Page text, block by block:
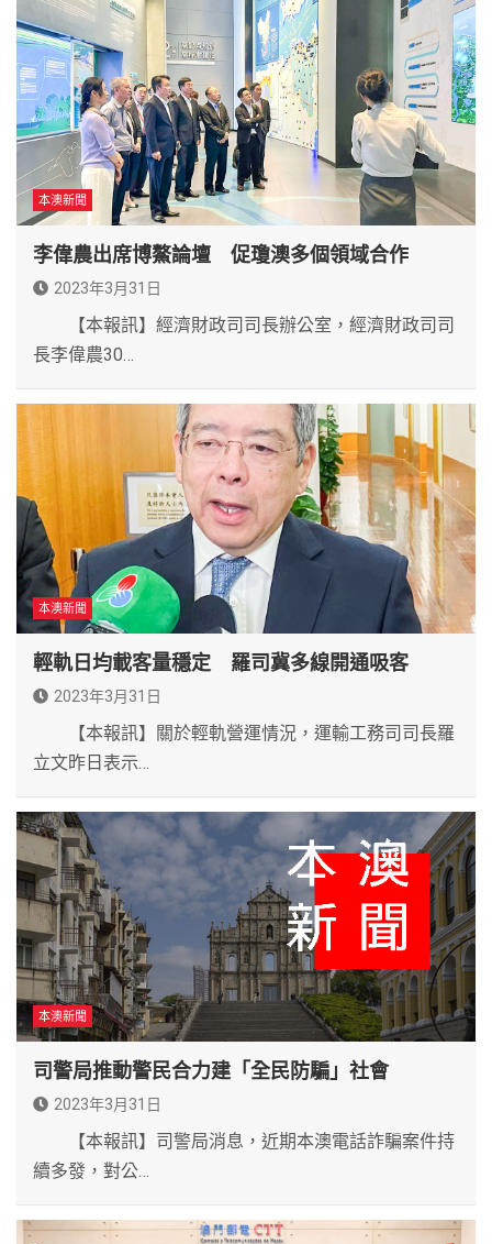
本澳新聞
李偉農出席博鰲論壇 促瓊澳多個領域合作
2023年3月31日
【本報訊】經濟財政司司長辦公室，經濟財政司司
長李偉農30…
本澳新聞
輕軌日均載客量穩定 羅司冀多線開通吸客
2023年3月31日
【本報訊】關於輕軌營運情況，運輸工務司司長羅
立文昨日表示…
本澳新聞
司警局推動警民合力建「全民防騙」社會
2023年3月31日
【本報訊】司警局消息，近期本澳電話詐騙案件持
續多發，對公…